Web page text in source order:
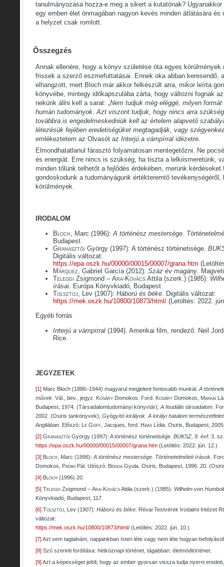
tanulmányozása hozza-e meg a sikert a kutatónak?
egy emberi élet önmagában nagyon kevés minden átlátására
a helyzet csak romlott.
Összegzés
Annak ellenére, hogy a könyv születése óta egyes
frissek a szerző eszmefuttatásai. Ennek oka abban keresendő,
elhangzott, mert Bloch már akkor felkészült arra, mikor leírta
könyvébe, mintegy időkapszulába zárta, hogy változni fognak
nekünk állni kell a sarat: „ Nem tudjuk még eléggé, milyen
humán tudományok. Azt viszont tudjuk, hogy nincs arra
továbbra is engedelmeskedniük kell az értelem alapvető
létezésük fejében eredetiségüket megtagadják, vagy
emlékeztetem az Olvasót az Interjú a vámpírral idézetre.
Elmondhatatlanul fárasztó folyamatosan mentegetőzni. Ne
és energiát. Erre nincs is szükség, ha tiszta a lelkiismeretünk,
minden tőlünk telhetőt a fejlődés érdekében, merünk
gondoskodunk a tudományágunk értékteremtő
körülmények.
IRODALOM
Bloch , Marc (1996): A történész mestersége.
Budapest.
Granasztói György (1997): A történész történetisége.
Digitális változat:
https://epa.oszk.hu/00000/00015/00007/grana.htm
Márquez , Gabriel García (2012): Száz év magány .
Telegdi Zsigmond – Ara-Kovács Attila (szerk.) (1985):
írásai . Európa Könyvkiadó, Budapest.
Tolsztoj , Lev (1907): Háború és béke . Digitális változat:
https://mek.oszk.hu/10800/10873/html/ (Letöltés: 2022.
Egyéb forrás
Interjú a vámpírral (1994). Amerikai film, rendező: Neil
Rice.
JEGYZETEK
[1] Marc Bloch (1886–1944) magyarul megjelent fontosabb munkái: A
művek . Vál., bev., jegyz. Kosáry Domokos. Ford. Kosáry Domokos, Makkai
Budapest, 1974. (Társadalomtudományi könyvtár); A feudális társadalom .
2002. (Osiris tankönyvek); Gyógyító királyok. A királyi hatalom
Angliában . Előszó: Le Goff , Jacques, ford. Haas Lídia. Osiris, Budapest,
[2] Granasztói György (1997): A történész történetisége. BUKSZ, 9. évf. 3.
https://epa.oszk.hu/00000/00015/00007/grana.htm (Letöltés: 2022. jún. 12.)
[3] Bloch , Marc (1996): A történész mestersége. Történetelméleti írások .
Domokos, Pataki Pál. Utószó: Benda Gyula. Osiris, Budapest, 1996. 20.
[4] Bloch (1996) 20.
[5] Telegdi Zsigmond – Ara-KovácsAttila (szerk.) (1985): Wilhelm von
Könyvkiadó, Budapest, 117.
[6] Tolsztoj , Lev (1907): Háború és béke . Révai Testvérek Irodalmi Intézet
változat:
https://mek.oszk.hu/10800/10873/html/ (Letöltés: 2022. jún. 10.)
[7]Azt sem taglalnám, napjainkban Isten léte vagy nem léte hogyan
[8] Szó szerinti fordítása: hétköznapi történet, tágabban: életmódtörténet.
[9]Azt a képességet jelöli, hogy az ember gyorsan vissza tudja nyerni